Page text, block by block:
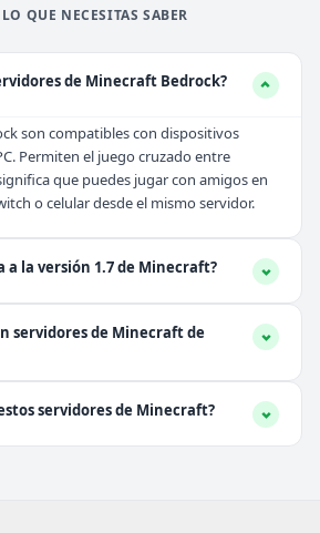
QUE NECESITAS SABER
de Minecraft Bedrock?
son compatibles con dispositivos
Permiten el juego cruzado entre
que puedes jugar con amigos en
o celular desde el mismo servidor.
a la versión 1.7 de Minecraft?
servidores de Minecraft de
servidores de Minecraft?